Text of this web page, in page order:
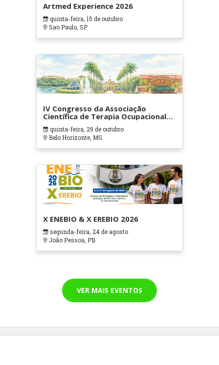
Artmed Experience 2026
quinta-feira, 15 de outubro
Sao Paulo, SP
IV Congresso da Associação
Científica de Terapia Ocupacional
em Contextos Hospitalares e
Cuidados Paliativos - ATOHOSP
quinta-feira, 29 de outubro
Belo Horizonte, MG
X ENEBIO & X EREBIO 2026
segunda-feira, 24 de agosto
João Pessoa, PB
VER MAIS EVENTOS